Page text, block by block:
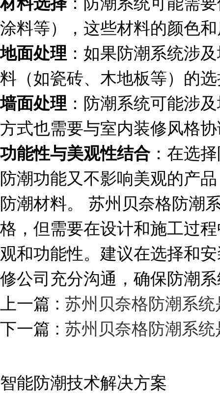
涂料等），这些材料的颜色
地面处理 ：如果防潮系统涉
料（如瓷砖、木地板等）的
墙面处理 ：防潮系统可能涉
方式也需要与室内装修风格
功能性与美观性结合：在选
防潮功能又不影响美观的产
防潮材料。 苏州贝奈格防潮
格，但需要在设计和施工过
观和功能性。建议在选择和
修公司充分沟通，确保防潮
上一篇 : 苏州贝奈格防潮系
下一篇 : 苏州贝奈格防潮系
智能防潮技术解决方案